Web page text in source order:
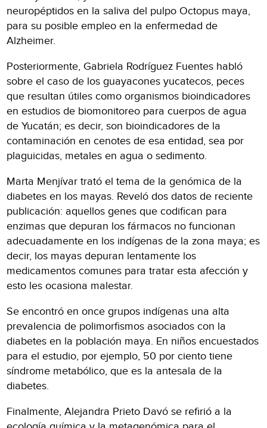
neuropéptidos en la saliva del pulpo Octopus maya,
para su posible empleo en la enfermedad de
Alzheimer.
Posteriormente, Gabriela Rodríguez Fuentes habló
sobre el caso de los guayacones yucatecos, peces
que resultan útiles como organismos bioindicadores
en estudios de biomonitoreo para cuerpos de agua
de Yucatán; es decir, son bioindicadores de la
contaminación en cenotes de esa entidad, sea por
plaguicidas, metales en agua o sedimento.
Marta Menjívar trató el tema de la genómica de la
diabetes en los mayas. Reveló dos datos de reciente
publicación: aquellos genes que codifican para
enzimas que depuran los fármacos no funcionan
adecuadamente en los indígenas de la zona maya; es
decir, los mayas depuran lentamente los
medicamentos comunes para tratar esta afección y
esto les ocasiona malestar.
Se encontró en once grupos indígenas una alta
prevalencia de polimorfismos asociados con la
diabetes en la población maya. En niños encuestados
para el estudio, por ejemplo, 50 por ciento tiene
síndrome metabólico, que es la antesala de la
diabetes.
Finalmente, Alejandra Prieto Davó se refirió a la